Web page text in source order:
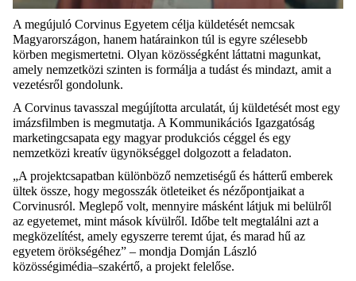
A megújuló Corvinus Egyetem célja küldetését nemcsak
Magyarországon, hanem határainkon túl is egyre szélesebb
körben megismertetni. Olyan közösségként láttatni magunkat,
amely nemzetközi szinten is formálja a tudást és mindazt, amit a
vezetésről gondolunk.
A Corvinus tavasszal megújította arculatát, új küldetését most egy
imázsfilmben is megmutatja. A Kommunikációs Igazgatóság
marketingcsapata egy magyar produkciós céggel és egy
nemzetközi kreatív ügynökséggel dolgozott a feladaton.
„A projektcsapatban különböző nemzetiségű és hátterű emberek
ültek össze, hogy megosszák ötleteiket és nézőpontjaikat a
Corvinusról. Meglepő volt, mennyire másként látjuk mi belülről
az egyetemet, mint mások kívülről. Időbe telt megtalálni azt a
megközelítést, amely egyszerre teremt újat, és marad hű az
egyetem örökségéhez” – mondja Domján László
közösségimédia–szakértő, a projekt felelőse.